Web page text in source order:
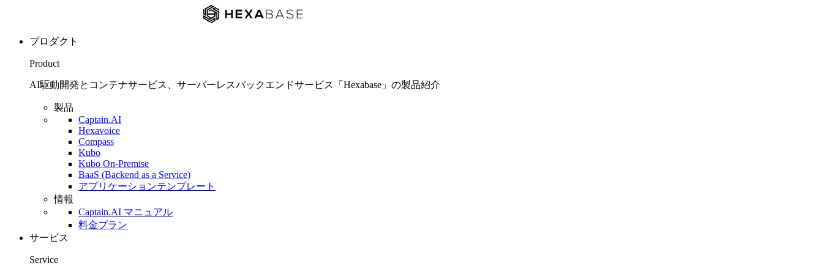
プロダクト
Product
AI駆動開発とコンテナサービス、サーバーレスバックエンドサービス「Hexabase」の製品紹介
製品
Captain.AI
Hexavoice
Compass
Kubo
Kubo On-Premise
BaaS (Backend as a Service)
アプリケーションテンプレート
情報
Captain.AI マニュアル
料金プラン
サービス
Service